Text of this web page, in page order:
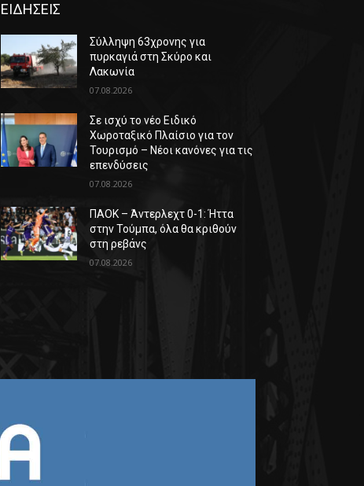
ΕΙΔΗΣΕΙΣ
Σύλληψη 63χρονης για
πυρκαγιά στη Σκύρο και
Λακωνία
07.08.2026
Σε ισχύ το νέο Ειδικό
Χωροταξικό Πλαίσιο για τον
Τουρισμό – Νέοι κανόνες για τις
επενδύσεις
07.08.2026
ΠΑΟΚ – Άντερλεχτ 0-1: Ήττα
στην Τούμπα, όλα θα κριθούν
στη ρεβάνς
07.08.2026